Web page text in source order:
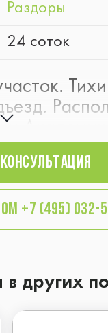
Раздоры
24 соток
и проч.
+7 (495) 032-
других